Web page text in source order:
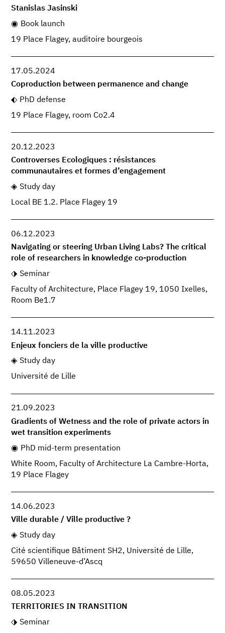
Stanislas Jasinski
Book launch
19 Place Flagey, auditoire bourgeois
17.05.2024
Coproduction between permanence and change
PhD defense
19 Place Flagey, room Co2.4
20.12.2023
Controverses Ecologiques : résistances
communautaires et formes d’engagement
Study day
Local BE 1.2. Place Flagey 19
06.12.2023
Navigating or steering Urban Living Labs? The critical
role of researchers in knowledge co-production
Seminar
Faculty of Architecture, Place Flagey 19, 1050 Ixelles,
Room Be1.7
14.11.2023
Enjeux fonciers de la ville productive
Study day
Université de Lille
21.09.2023
Gradients of Wetness and the role of private actors in
wet transition experiments
PhD mid-term presentation
White Room, Faculty of Architecture La Cambre-Horta,
19 Place Flagey
14.06.2023
Ville durable / Ville productive ?
Study day
Cité scientifique Bâtiment SH2, Université de Lille,
59650 Villeneuve-d’Ascq
08.05.2023
TERRITORIES IN TRANSITION
Seminar